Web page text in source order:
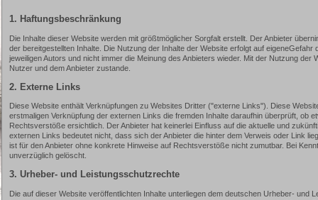
1. Haftungsbeschränkung
Die Inhalte dieser Website werden mit größtmöglicher Sorgfalt erstellt. Der Anbieter
der bereitgestellten Inhalte. Die Nutzung der Inhalte der Website erfolgt auf
jeweiligen Autors und nicht immer die Meinung des Anbieters wieder. Mit der Nutzung
Nutzer und dem Anbieter zustande.
2. Externe Links
Diese Website enthält Verknüpfungen zu Websites Dritter ("externe Links"). Diese
erstmaligen Verknüpfung der externen Links die fremden Inhalte daraufhin überprüft, ob
Rechtsverstöße ersichtlich. Der Anbieter hat keinerlei Einfluss auf die aktuelle und
externen Links bedeutet nicht, dass sich der Anbieter die hinter dem Verweis oder Link
ist für den Anbieter ohne konkrete Hinweise auf Rechtsverstöße nicht zumutbar. Bei
unverzüglich gelöscht.
3. Urheber- und Leistungsschutzrechte
Die auf dieser Website veröffentlichten Inhalte unterliegen dem deutschen Urheber-